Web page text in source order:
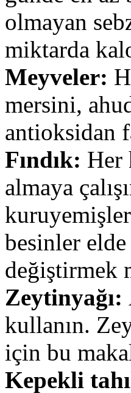
olmayan
miktarda
Meyveler:
mersini,
antioksidan
Fındık: Her
almaya
besinler
değiştirmek
Zeytinyağı:
kullanın.
için bu
Kepekli